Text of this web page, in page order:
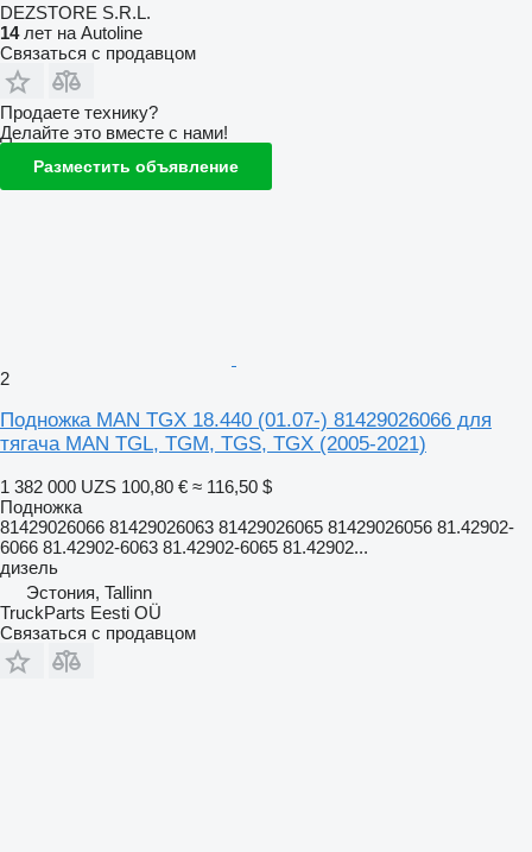
DEZSTORE S.R.L.
14лет на Autoline
Связаться с продавцом
Продаете технику?
Делайте это вместе с нами!
Разместить объявление
2
Подножка MAN TGX 18.440 (01.07-) 81429026066 для
тягача MAN TGL, TGM, TGS, TGX (2005-2021)
1 382 000 UZS 100,80 € ≈ 116,50 $
Подножка
81429026066 81429026063 81429026065 81429026056 81.42902-
6066 81.42902-6063 81.42902-6065 81.42902...
дизель
Эстония, Tallinn
TruckParts Eesti OÜ
Связаться с продавцом